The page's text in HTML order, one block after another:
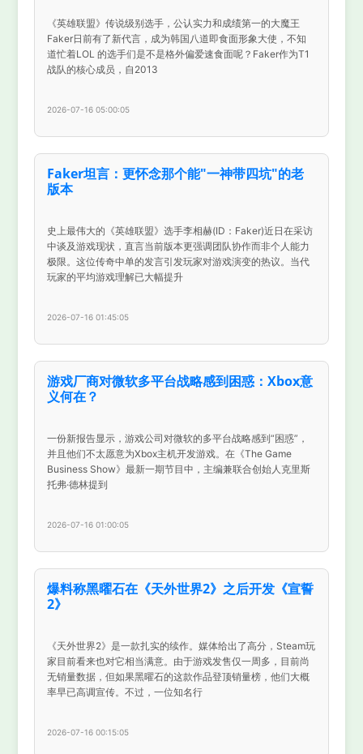
《英雄联盟》传说级别选手，公认实力和成绩第一的大魔王
Faker日前有了新代言，成为韩国八道即食面形象大使，不知
道忙着LOL 的选手们是不是格外偏爱速食面呢？Faker作为T1
战队的核心成员，自2013
2026-07-16 05:00:05
Faker坦言：更怀念那个能"一神带四坑"的老
版本
史上最伟大的《英雄联盟》选手李相赫(ID：Faker)近日在采访
中谈及游戏现状，直言当前版本更强调团队协作而非个人能力
极限。这位传奇中单的发言引发玩家对游戏演变的热议。当代
玩家的平均游戏理解已大幅提升
2026-07-16 01:45:05
游戏厂商对微软多平台战略感到困惑：Xbox意
义何在？
一份新报告显示，游戏公司对微软的多平台战略感到“困惑”，
并且他们不太愿意为Xbox主机开发游戏。在《The Game
Business Show》最新一期节目中，主编兼联合创始人克里斯
托弗·德林提到
2026-07-16 01:00:05
爆料称黑曜石在《天外世界2》之后开发《宣誓
2》
《天外世界2》是一款扎实的续作。媒体给出了高分，Steam玩
家目前看来也对它相当满意。由于游戏发售仅一周多，目前尚
无销量数据，但如果黑曜石的这款作品登顶销量榜，他们大概
率早已高调宣传。不过，一位知名行
2026-07-16 00:15:05